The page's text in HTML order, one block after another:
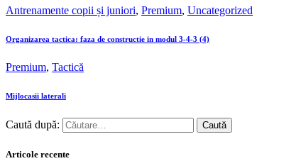
Antrenamente copii și juniori, Premium, Uncategorized
Organizarea tactica: faza de constructie in modul 3-4-3 (4)
Premium, Tactică
Mijlocasii laterali
Caută după:
Articole recente